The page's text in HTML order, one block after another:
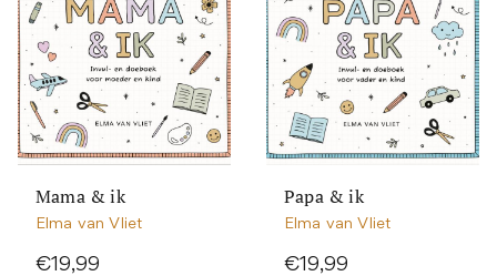
Mama & ik
Elma van Vliet
€19,99
Papa & ik
Elma van Vliet
€19,99